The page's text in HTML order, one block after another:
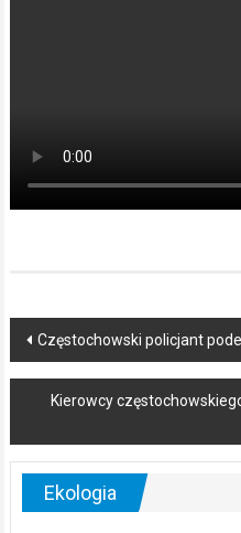
Post
navigation
Częstochowski policjant
Kierowcy
Ekologia